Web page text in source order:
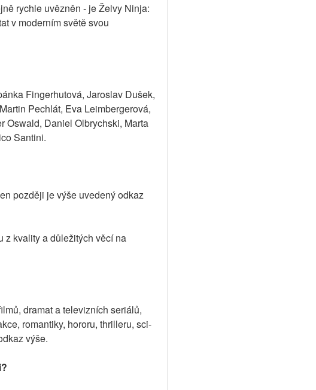
rychle uvězněn - je Želvy Ninja:
v moderním světě svou
Fingerhutová, Jaroslav Dušek,
Pechlát, Eva Leimbergerová,
Oswald, Daniel Olbrychski, Marta
Santini.
později je výše uvedený odkaz
z kvality a důležitých věcí na
dramat a televizních seriálů,
romantiky, hororu, thrilleru, sci-
výše.